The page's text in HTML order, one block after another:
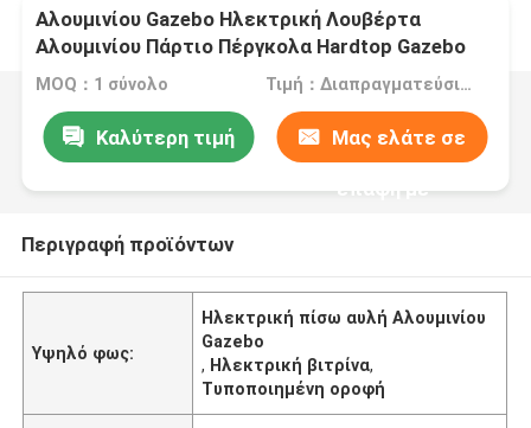
Αλουμινίου Gazebo Ηλεκτρική Λουβέρτα
Αλουμινίου Πάρτιο Πέργκολα Hardtop Gazebo
MOQ：1 σύνολο Τιμή：Διαπραγματεύσιμα
Καλύτερη τιμή Μας ελάτε σε
επαφή με
Περιγραφή προϊόντων
Υψηλό φως:
Ηλεκτρική πίσω αυλή Αλουμινίου
Gazebo
, Ηλεκτρική βιτρίνα,
Τυποποιημένη οροφή